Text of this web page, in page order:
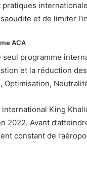
pratiques
et de limiter
ACA
seul programme
et la réduction
Optimisation,
international King
2022. Avant
constant de